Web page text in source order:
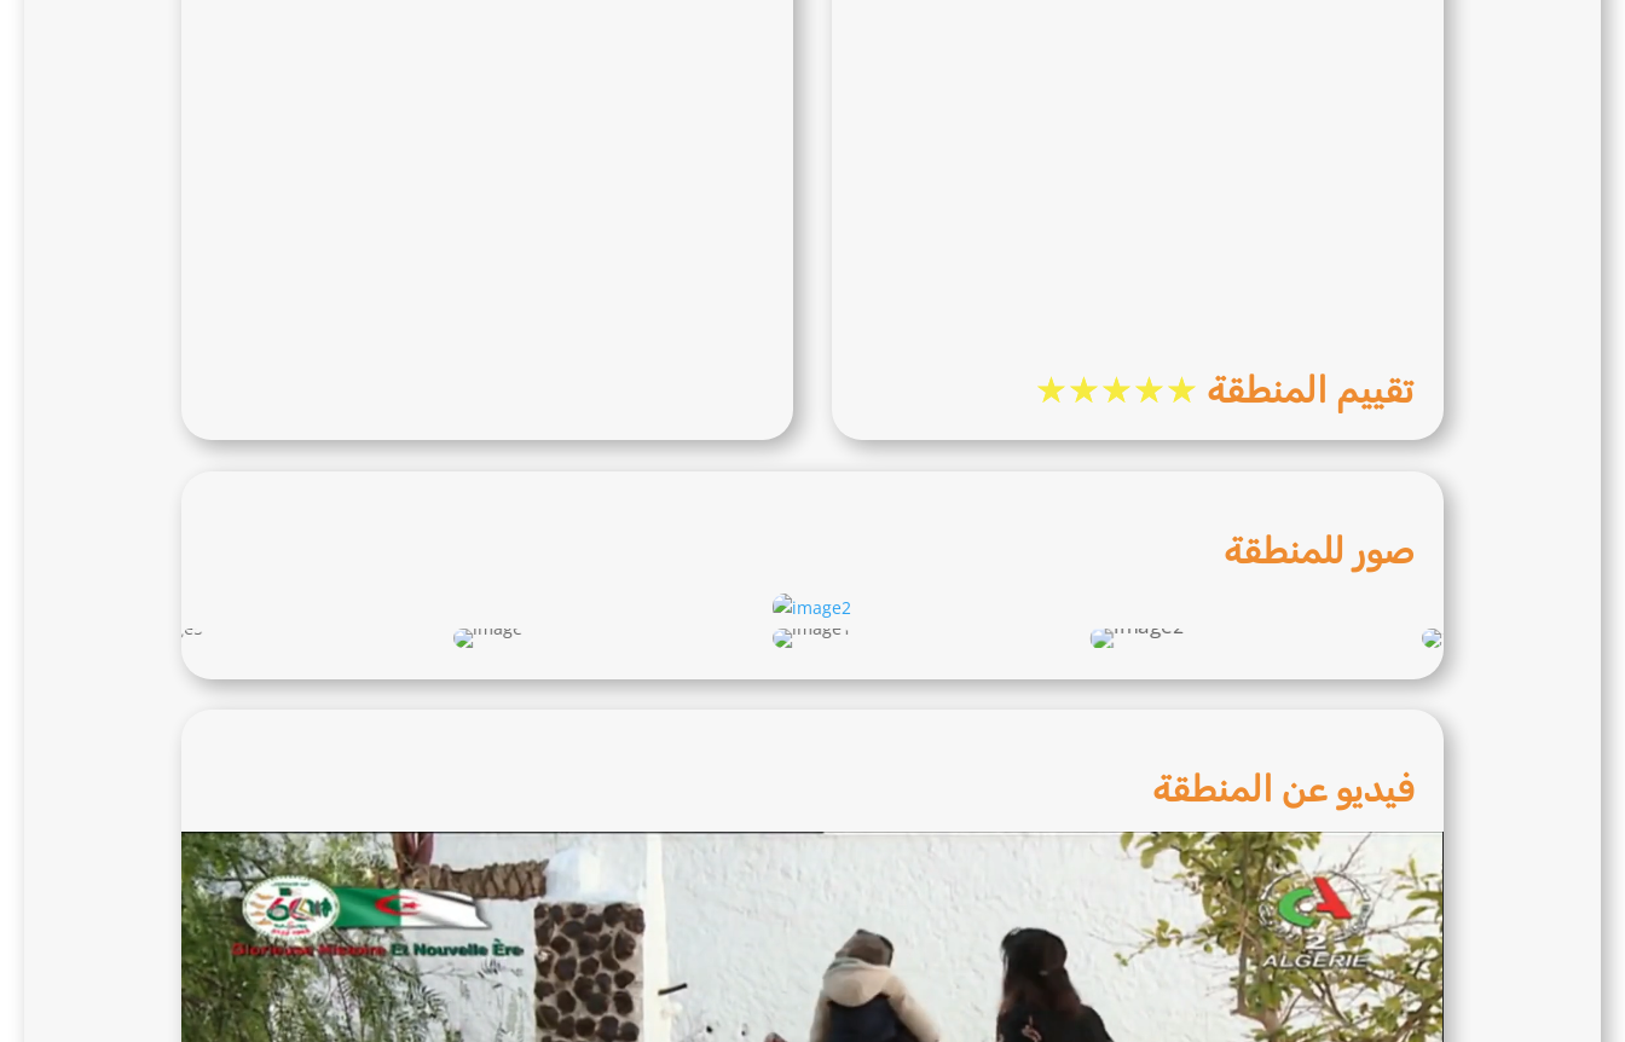
☆☆☆☆☆ تقييم المنطقة
صور للمنطقة
فيديو عن المنطقة
Video
Player